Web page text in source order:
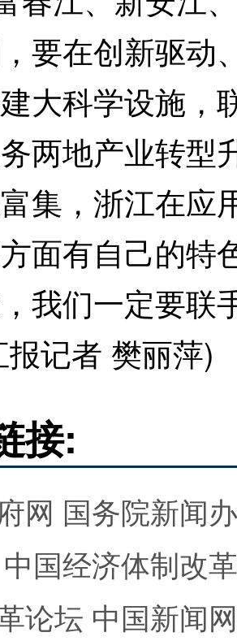
要在创新驱动
大科学设施，
两地产业转型
集，浙江在应
面有自己的特
我们一定要联
记者 樊丽萍)
接:
网 国务院新闻
中国经济体制改
论坛 中国新闻网